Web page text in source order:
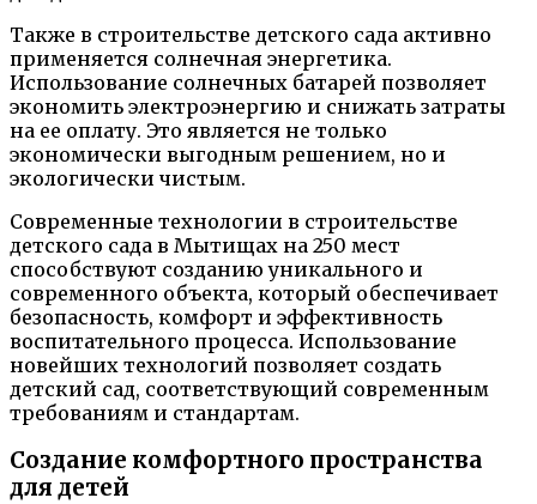
Также в строительстве детского сада активно
применяется солнечная энергетика.
Использование солнечных батарей позволяет
экономить электроэнергию и снижать затраты
на ее оплату. Это является не только
экономически выгодным решением, но и
экологически чистым.
Современные технологии в строительстве
детского сада в Мытищах на 250 мест
способствуют созданию уникального и
современного объекта, который обеспечивает
безопасность, комфорт и эффективность
воспитательного процесса. Использование
новейших технологий позволяет создать
детский сад, соответствующий современным
требованиям и стандартам.
Создание комфортного пространства
для детей